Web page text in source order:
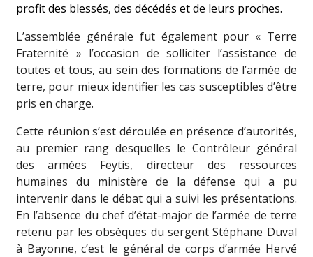
profit des blessés, des décédés et de leurs proches.
L’assemblée générale fut également pour « Terre
Fraternité » l’occasion de solliciter l’assistance de
toutes et tous, au sein des formations de l’armée de
terre, pour mieux identifier les cas susceptibles d’être
pris en charge.
Cette réunion s’est déroulée en présence d’autorités,
au premier rang desquelles le Contrôleur général
des armées Feytis, directeur des ressources
humaines du ministère de la défense qui a pu
intervenir dans le débat qui a suivi les présentations.
En l’absence du chef d’état-major de l’armée de terre
retenu par les obsèques du sergent Stéphane Duval
à Bayonne, c’est le général de corps d’armée Hervé